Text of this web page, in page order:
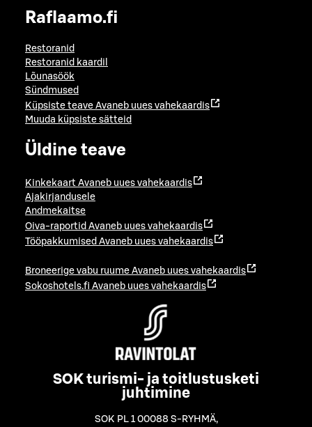
Raflaamo.fi
Restoranid
Restoranid kaardil
Lõunasöök
Sündmused
Küpsiste teave Avaneb uues vahekaardis
Muuda küpsiste sätteid
Üldine teave
Kinkekaart Avaneb uues vahekaardis
Ajakirjandusele
Andmekaitse
Oiva-raportid Avaneb uues vahekaardis
Tööpakkumised Avaneb uues vahekaardis
Broneerige vabu ruume Avaneb uues vahekaardis
Sokoshotels.fi Avaneb uues vahekaardis
SOK turismi- ja toitlustusketi
juhtimine
SOK PL 1 00088 S-RYHMÄ,